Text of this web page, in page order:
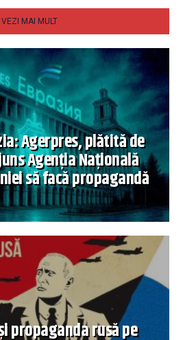
VEZI MAI MULT
Agerpres, plătită de
Agenția Națională
să facă propagandă
propaganda rusă pe